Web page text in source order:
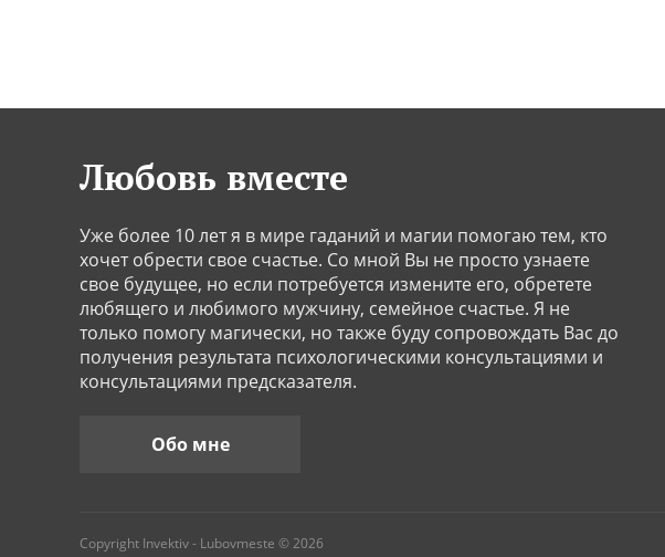
Любовь вместе
Уже более 10 лет я в мире гаданий и магии помогаю тем, кто
хочет обрести свое счастье. Со мной Вы не просто узнаете
свое будущее, но если потребуется измените его, обретете
любящего и любимого мужчину, семейное счастье. Я не
только помогу магически, но также буду сопровождать Вас до
получения результата психологическими консультациями и
консультациями предсказателя.
Обо мне
Copyright Invektiv - Lubovmeste © 2026